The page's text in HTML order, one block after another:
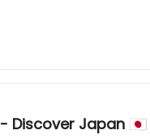
Discover Japan 🇯🇵